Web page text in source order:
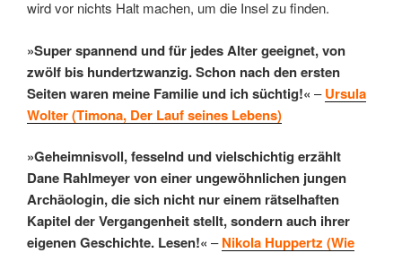
wird vor nichts Halt machen, um die Insel zu finden.
»Super spannend und für jedes Alter geeignet, von
zwölf bis hundertzwanzig. Schon nach den ersten
Seiten waren meine Familie und ich süchtig!« –Ursula
Wolter (Timona, Der Lauf seines Lebens)
»Geheimnisvoll, fesselnd und vielschichtig erzählt
Dane Rahlmeyer von einer ungewöhnlichen jungen
Archäologin, die sich nicht nur einem rätselhaften
Kapitel der Vergangenheit stellt, sondern auch ihrer
eigenen Geschichte. Lesen!« –Nikola Huppertz (Wie